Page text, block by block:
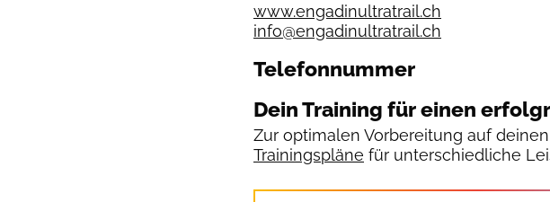
www.engadinultratrail.ch
info@engadinultratrail.ch
Telefonnummer
Dein Training für einen
Zur optimalen Vorbereitung auf
Trainingspläne für unterschiedliche